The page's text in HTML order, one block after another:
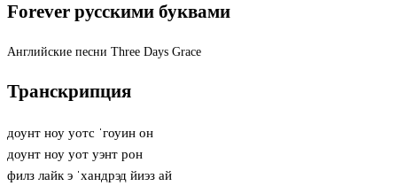
Forever русскими буквами
Английские песни Three Days Grace
Транскрипция
доунт ноу уотс ˈгоуин он
доунт ноу уот уэнт рон
филз лайк э ˈхандрэд йиэз ай